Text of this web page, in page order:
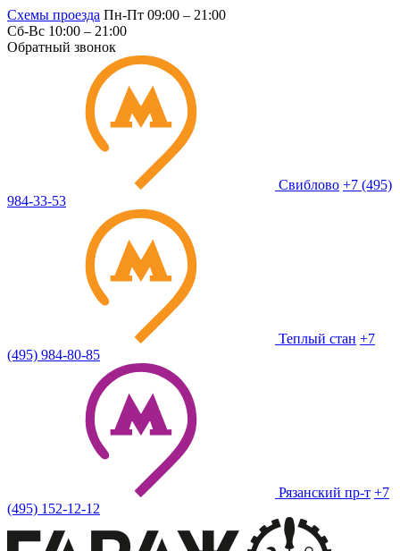
Схемы проезда Пн-Пт 09:00 – 21:00
Сб-Вс 10:00 – 21:00
Обратный звонок
Свиблово +7 (495)
984-33-53
Теплый стан +7
(495) 984-80-85
Рязанский пр-т +7
(495) 152-12-12